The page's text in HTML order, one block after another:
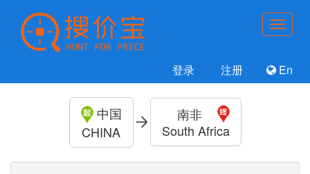
登录 注册 En
中国
CHINA
南非
South Africa